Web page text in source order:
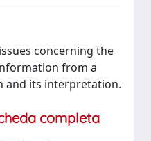
concerning the
from a
and its interpretation.
completa